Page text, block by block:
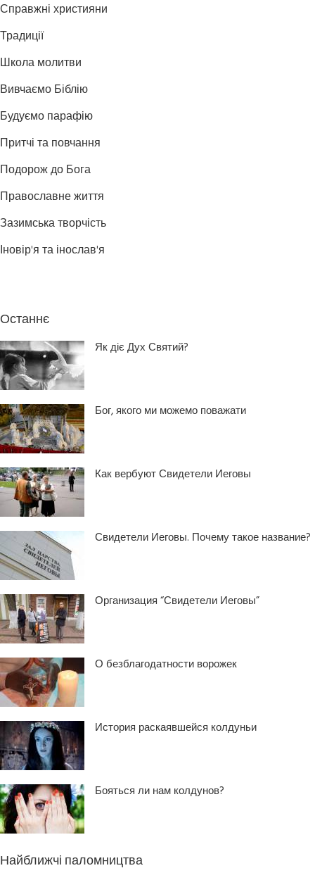
Справжні християни
Традиції
Школа молитви
Вивчаємо Біблію
Будуємо парафію
Притчі та повчання
Подорож до Бога
Православне життя
Зазимська творчість
Іновір'я та інослав'я
Останнє
Як діє Дух Святий?
Бог, якого ми можемо поважати
Как вербуют Свидетели Иеговы
Свидетели Иеговы. Почему такое название?
Организация “Свидетели Иеговы”
О безблагодатности ворожек
История раскаявшейся колдуньи
Бояться ли нам колдунов?
Найближчі паломництва